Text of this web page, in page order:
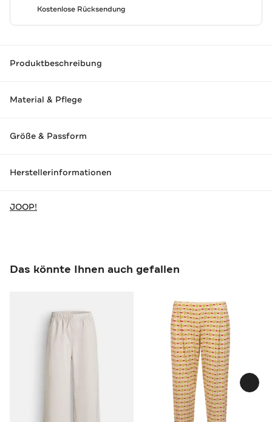
Kostenlose Rücksendung
Produktbeschreibung
Material & Pflege
Größe & Passform
Herstellerinformationen
JOOP!
Das könnte Ihnen auch gefallen